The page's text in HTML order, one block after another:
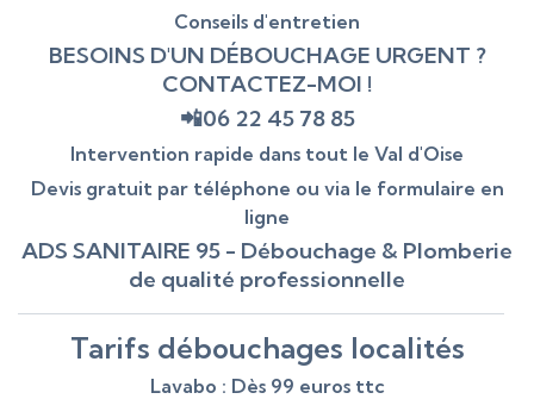
Conseils d'entretien
BESOINS D'UN DÉBOUCHAGE URGENT ?
CONTACTEZ-MOI !
📲06 22 45 78 85
Intervention rapide dans tout le Val d'Oise
Devis gratuit par téléphone ou via le formulaire en
ligne
ADS SANITAIRE 95 - Débouchage & Plomberie
de qualité professionnelle
Tarifs débouchages localités
Lavabo : Dès 99 euros ttc